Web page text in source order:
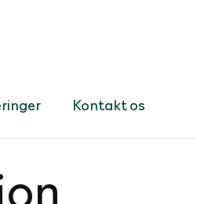
Kontakt os